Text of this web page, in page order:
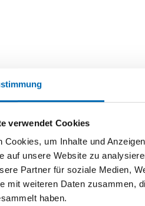
verwendet Cookies
Cookies, um Inhalte und
auf unsere Website zu
Partner für soziale Medien,
mit weiteren Daten zusammen,
haben.